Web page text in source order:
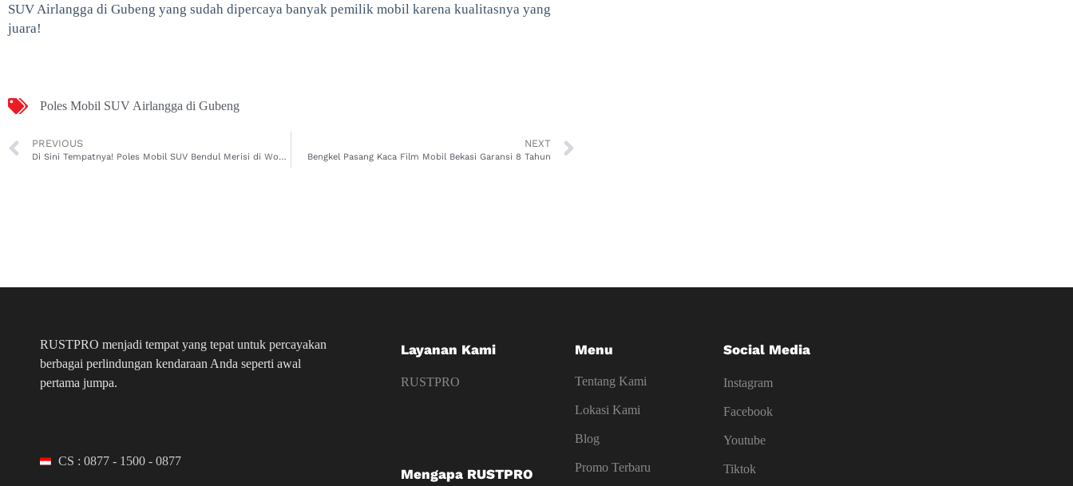
SUV Airlangga di Gubeng yang sudah dipercaya banyak pemilik mobil karena kualitasnya yang
juara!
Poles Mobil SUV Airlangga di Gubeng
PREVIOUS
Di Sini Tempatnya! Poles Mobil SUV Bendul Merisi di Wonocolo, Mobil Kinclong Cuma 2 Jam!
NEXT
Bengkel Pasang Kaca Film Mobil Bekasi Garansi 8 Tahun
RUSTPRO menjadi tempat yang tepat untuk percayakan
berbagai perlindungan kendaraan Anda seperti awal
pertama jumpa.
CS : 0877 - 1500 - 0877
Layanan Kami
RUSTPRO
Mengapa RUSTPRO
Menu
Tentang Kami
Lokasi Kami
Blog
Promo Terbaru
Social Media
Instagram
Facebook
Youtube
Tiktok